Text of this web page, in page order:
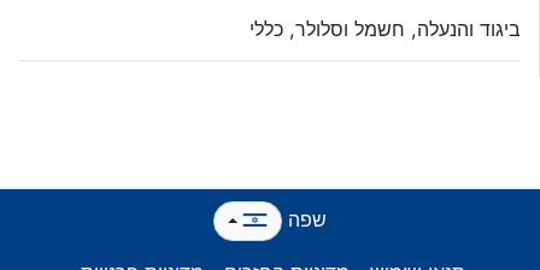
ביגוד והנעלה, חשמל וסלולר, כללי
שפה